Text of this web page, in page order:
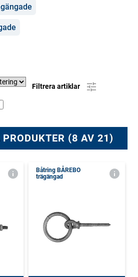
Filtrera artiklar
PRODUKTER (8 AV 21)
Båtring BÅREBO
trägängad